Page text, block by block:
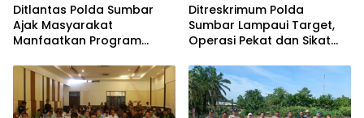
Ditlantas Polda Sumbar
Ajak Masyarakat
Manfaatkan Program
Kendaraan 2026
Ditreskrimum Polda
Sumbar Lampaui Target,
Operasi Pekat dan Sikat
Hasil Maksimal